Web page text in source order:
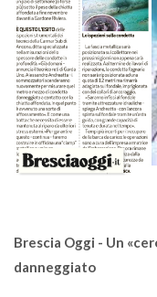
Brescia Oggi - Un
danneggiato